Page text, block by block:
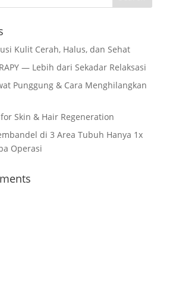
Kulit Cerah, Halus, dan Sehat
— Lebih dari Sekadar Relaksasi
Punggung & Cara Menghilangkan
Skin & Hair Regeneration
di 3 Area Tubuh Hanya 1x
Operasi